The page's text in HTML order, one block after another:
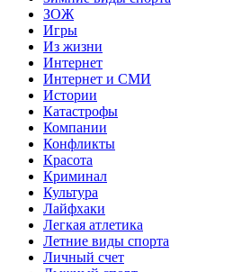
ЗОЖ
Игры
Из жизни
Интернет
Интернет и СМИ
Истории
Катастрофы
Компании
Конфликты
Красота
Криминал
Культура
Лайфхаки
Легкая атлетика
Летние виды спорта
Личный счет